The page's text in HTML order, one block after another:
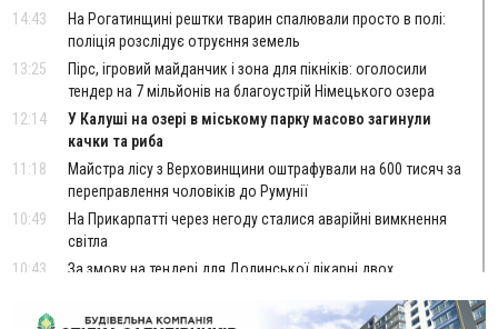
14:43
На Рогатинщині рештки тварин спалювали просто в полі:
поліція розслідує отруєння земель
13:25
Пірс, ігровий майданчик і зона для пікніків: оголосили
тендер на 7 мільйонів на благоустрій Німецького озера
12:14
У Калуші на озері в міському парку масово загинули
качки та риба
11:18
Майстра лісу з Верховинщини оштрафували на 600 тисяч за
переправлення чоловіків до Румунії
10:49
На Прикарпатті через негоду сталися аварійні вимкнення
світла
10:43
За змову на тендері для Долинської лікарні двох
10:09
Яремчанський суд виніс вирок чоловіку, який у Буковелі